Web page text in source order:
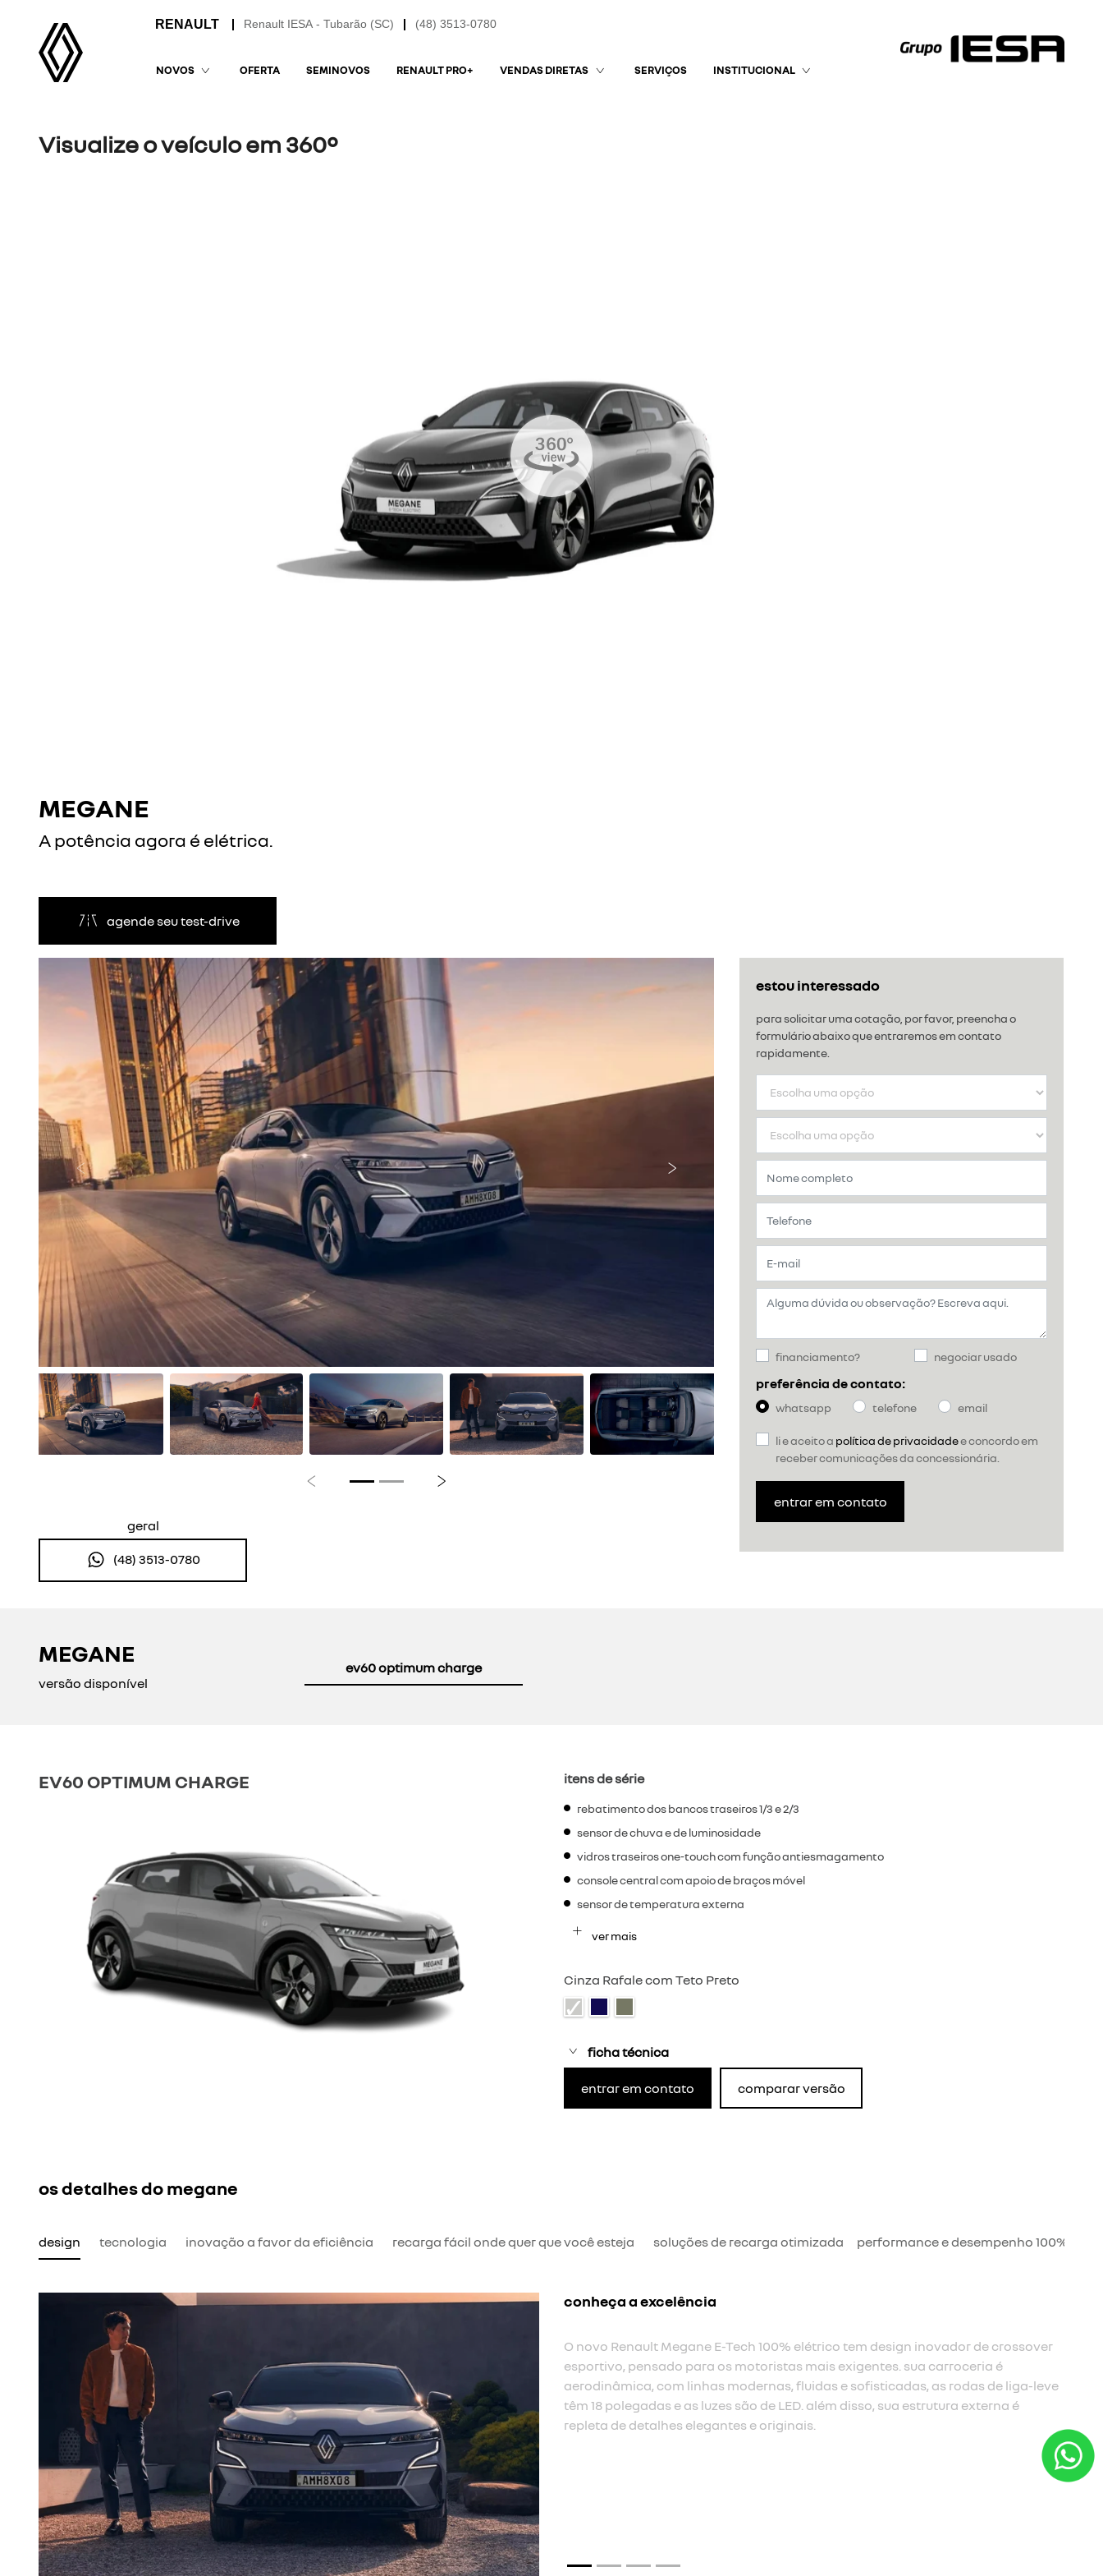
(48) 3513-0780
Renault IESA - Tubarão (SC)
NOVOS OFERTA SEMINOVOS RENAULT PRO+ VENDAS DIRETAS SERVIÇOS INSTITUCIONAL
Visualize o veículo em 360°
MEGANE
A potência agora é elétrica.
agende seu test-drive
estou interessado
para solicitar uma cotação, por favor, preencha o
formulário abaixo que entraremos em contato
rapidamente.
financiamento? negociar usado
preferência de contato:
whatsapp telefone email
li e aceito a política de privacidadee concordo em
receber comunicações da concessionária.
entrar em contato
Anterior Próximo
Anterior Próximo
geral
(48) 3513-0780
MEGANE
versão disponível
ev60 optimum charge
EV60 OPTIMUM CHARGE itens de série
rebatimento dos bancos traseiros 1/3 e 2/3
sensor de chuva e de luminosidade
vidros traseiros one-touch com função antiesmagamento
console central com apoio de braços móvel
sensor de temperatura externa
ver mais
Cinza Rafale com Teto Preto
ficha técnica
entrar em contato comparar versão
os detalhes do megane
design tecnologia inovação a favor da eficiência recarga fácil onde quer que você esteja soluções de recarga otimizada performance e desempenho 100%
ergonômico e espaçoso
A plataforma exclusiva do Megane E-Tech 100% elétrico tem um piso totalmente
plano. um espaço adicional é liberado devido à estrutura ampliada e ao novo
painel do OpenR superfino. é muito mais conforto para quem viaja no banco
traseiro.